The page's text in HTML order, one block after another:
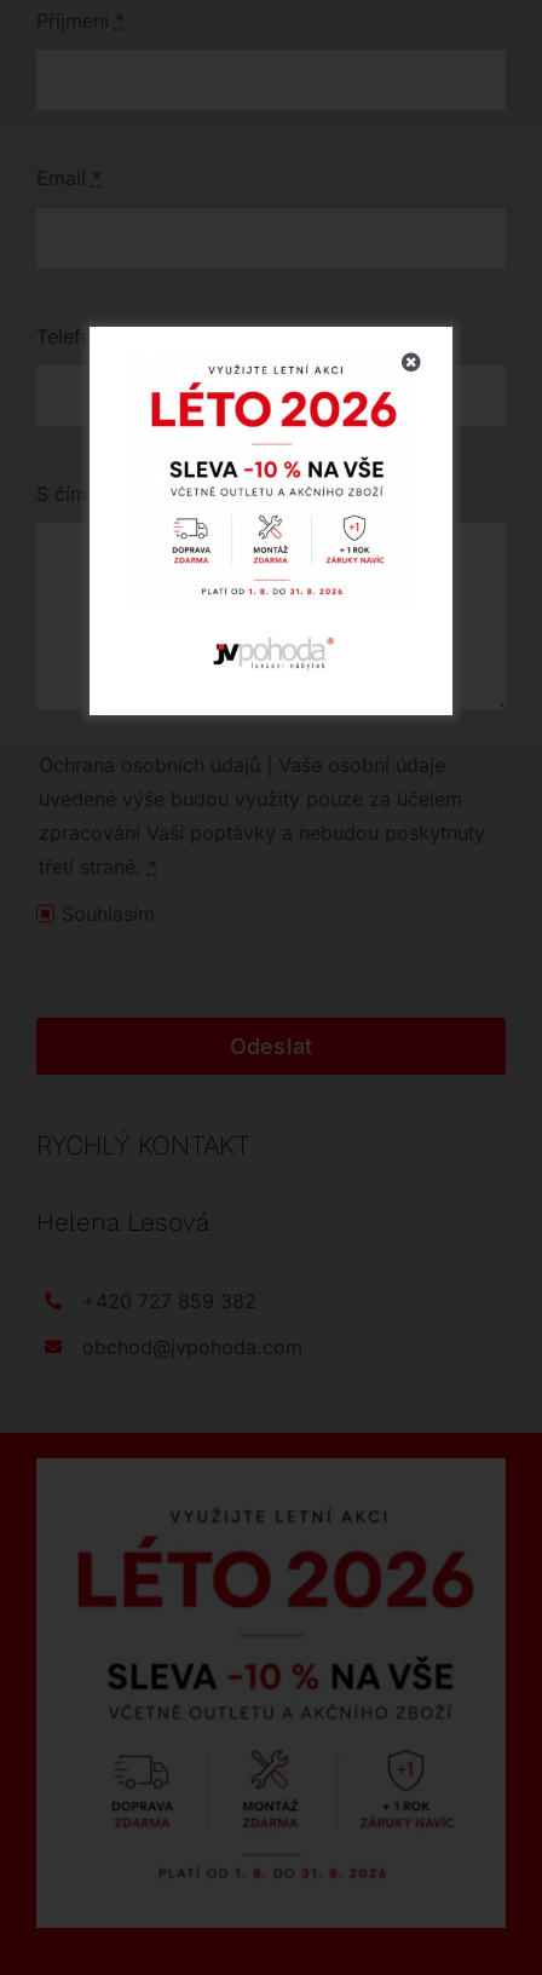
Příjmení *
Email *
Telefon
S čím vám můžeme pomoci?
Ochrana osobních údajů | Vaše osobní údaje
uvedené výše budou využity pouze za účelem
zpracování Vaší poptávky a nebudou poskytnuty
třetí straně. *
Souhlasím
Odeslat
RYCHLÝ KONTAKT
Helena Lesová
+420 727 859 382
obchod@jvpohoda.com